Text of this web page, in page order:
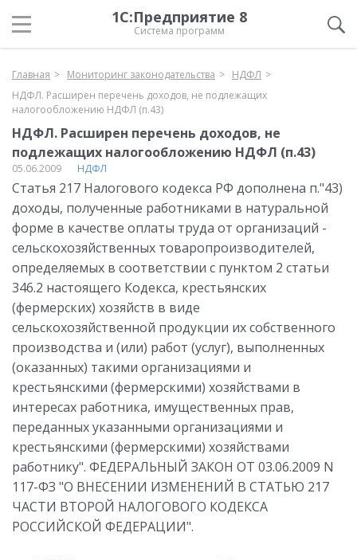
1С:Предприятие 8
Система программ
Главная Мониторинг законодательства
НДФЛ
НДФЛ. Расширен перечень доходов, не подлежащих
налогообложению НДФЛ (п.43)
НДФЛ. Расширен перечень доходов, не
подлежащих налогообложению НДФЛ (п.43)
05.06.2009 НДФЛ
Статья 217 Налогового кодекса РФ дополнена п."43)
доходы, полученные работниками в натуральной
форме в качестве оплаты труда от организаций -
сельскохозяйственных товаропроизводителей,
определяемых в соответствии с пунктом 2 статьи
346.2 настоящего Кодекса, крестьянских
(фермерских) хозяйств в виде
сельскохозяйственной продукции их собственного
производства и (или) работ (услуг), выполненных
(оказанных) такими организациями и
крестьянскими (фермерскими) хозяйствами в
интересах работника, имущественных прав,
переданных указанными организациями и
крестьянскими (фермерскими) хозяйствами
работнику". ФЕДЕРАЛЬНЫЙ ЗАКОН ОТ 03.06.2009 N
117-ФЗ "О ВНЕСЕНИИ ИЗМЕНЕНИЙ В СТАТЬЮ 217
ЧАСТИ ВТОРОЙ НАЛОГОВОГО КОДЕКСА
РОССИЙСКОЙ ФЕДЕРАЦИИ".